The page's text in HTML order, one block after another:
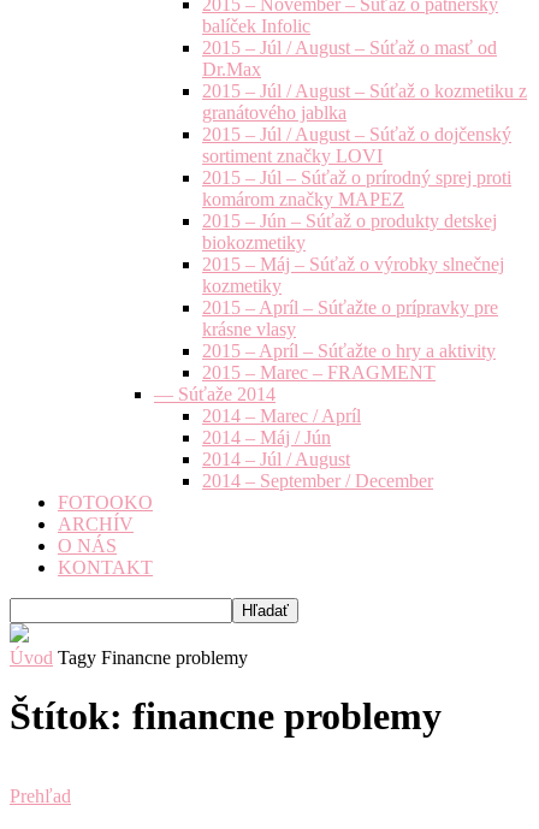
balíček Infolic
2015 – Júl / August – Súťaž o masť od
Dr.Max
2015 – Júl / August – Súťaž o kozmetiku z
granátového jablka
2015 – Júl / August – Súťaž o dojčenský
sortiment značky LOVI
2015 – Júl – Súťaž o prírodný sprej proti
komárom značky MAPEZ
2015 – Jún – Súťaž o produkty detskej
biokozmetiky
2015 – Máj – Súťaž o výrobky slnečnej
kozmetiky
2015 – Apríl – Súťažte o prípravky pre
krásne vlasy
2015 – Apríl – Súťažte o hry a aktivity
2015 – Marec – FRAGMENT
— Súťaže 2014
2014 – Marec / Apríl
2014 – Máj / Jún
2014 – Júl / August
2014 – September / December
FOTOOKO
ARCHÍV
O NÁS
KONTAKT
Úvod Tagy Financne problemy
Štítok: financne problemy
Prehľad